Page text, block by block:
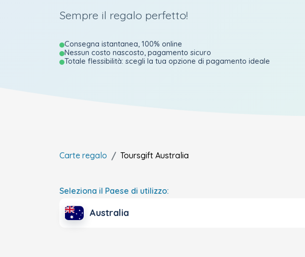
Sempre il regalo perfetto!
Consegna istantanea, 100% online
Nessun costo nascosto, pagamento sicuro
Totale flessibilità: scegli la tua opzione di pagamento ideale
Carte regalo Toursgift Australia
Seleziona il Paese di utilizzo:
Australia